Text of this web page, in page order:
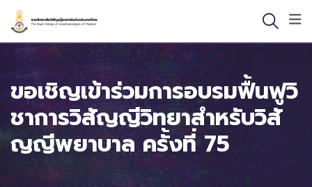
ขอเชิญเข้าร่วมการอบรมฟื้นฟูวิ
ชาการวิสัญญีวิทยาสำหรับวิสั
ญญีพยาบาล ครั้งที่ 75